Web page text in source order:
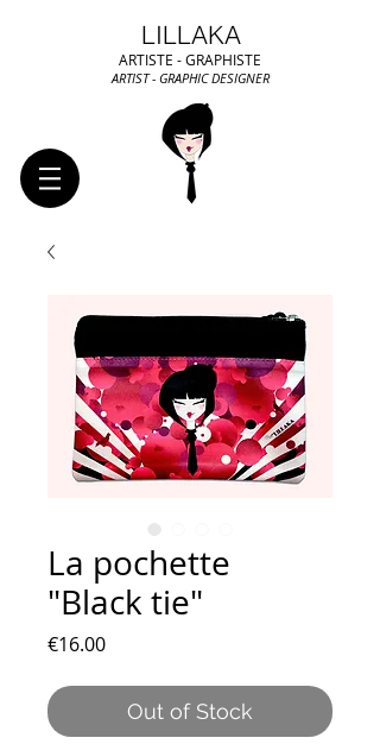
LILLAKA
ARTISTE - GRAPHISTE
ARTIST - GRAPHIC DESIGNER
La pochette
"Black tie"
€16.00Price
Out of Stock